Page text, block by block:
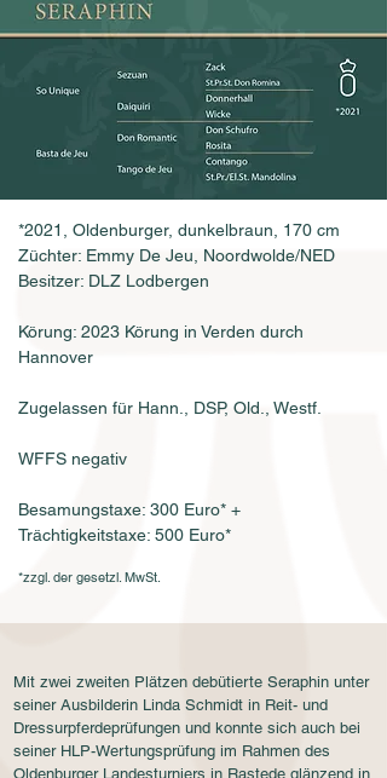
*2021
, Oldenburger, dunkelbraun, 170 cm
Züchter: Emmy De Jeu, Noordwolde/NED
Besitzer: DLZ Lodbergen
Körung: 2023 Körung in Verden durch
Hannover
Zugelassen für Hann., DSP, Old., Westf.
WFFS negativ
Besamungstaxe: 300 Euro* +
Trächtigkeitstaxe: 500 Euro*
*zzgl. der gesetzl. MwSt.
Mit zwei zweiten Plätzen debütierte Seraphin unter
seiner Ausbilderin Linda Schmidt in Reit- und
Dressurpferdeprüfungen und konnte sich auch bei
seiner HLP-Wertungsprüfung im Rahmen des
Oldenburger Landesturniers in Rastede glänzend in